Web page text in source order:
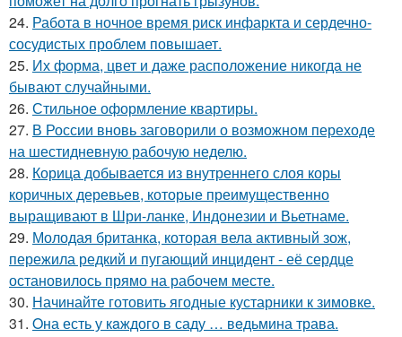
24. Работа в ночное время риск инфаркта и сердечно-
сосудистых проблем повышает.
25. Их форма, цвет и даже расположение никогда не
бывают случайными.
26. Стильное оформление квартиры.
27. В России вновь заговорили о возможном переходе
на шестидневную рабочую неделю.
28. Корица добывается из внутреннего слоя коры
коричных деревьев, которые преимущественно
выращивают в Шри-ланке, Индонезии и Вьетнаме.
29. Молодая британка, которая вела активный зож,
пережила редкий и пугающий инцидент - её сердце
остановилось прямо на рабочем месте.
30. Начинайте готовить ягодные кустарники к зимовке.
31. Oна есть у кaждого в саду … вeдьмина трава.